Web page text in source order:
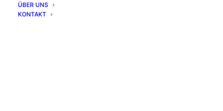
ÜBER UNS
KONTAKT